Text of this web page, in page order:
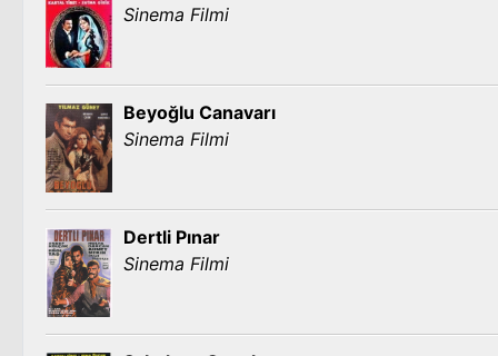
Sinema Filmi
Beyoğlu Canavarı
Sinema Filmi
Dertli Pınar
Sinema Filmi